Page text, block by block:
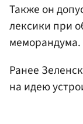
Также он
лексики при
меморандума.
Ранее
на идею